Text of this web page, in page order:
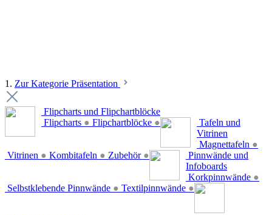
1. Zur Kategorie Präsentation
Flipcharts und Flipchartblöcke
Flipcharts ● Flipchartblöcke ●
Tafeln und
Vitrinen
Magnettafeln ●
Vitrinen ● Kombitafeln ● Zubehör ●
Pinnwände und
Infoboards
Korkpinnwände ●
Selbstklebende Pinnwände ● Textilpinnwände ●